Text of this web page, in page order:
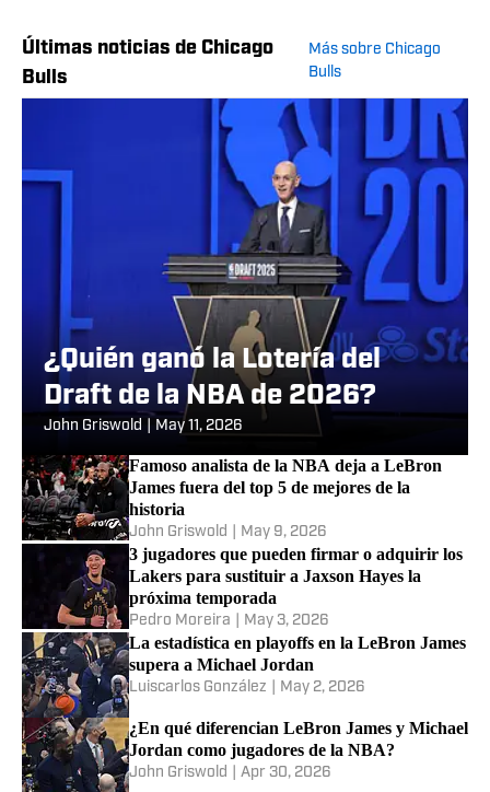
Últimas noticias de Chicago
Bulls
Más sobre Chicago
Bulls
¿Quién ganó la Lotería del
Draft de la NBA de 2026?
John Griswold May 11, 2026
Famoso analista de la NBA deja a LeBron
James fuera del top 5 de mejores de la
historia
John Griswold May 9, 2026
3 jugadores que pueden firmar o adquirir los
Lakers para sustituir a Jaxson Hayes la
próxima temporada
Pedro Moreira May 3, 2026
La estadística en playoffs en la LeBron James
supera a Michael Jordan
Luiscarlos González May 2, 2026
¿En qué diferencian LeBron James y Michael
Jordan como jugadores de la NBA?
John Griswold Apr 30, 2026